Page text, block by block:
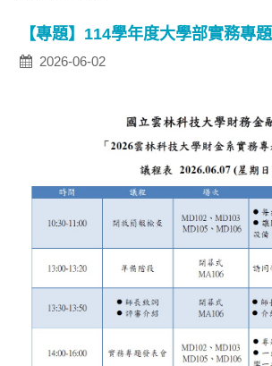
【專題】114學年度大學部實務專
2026-06-02